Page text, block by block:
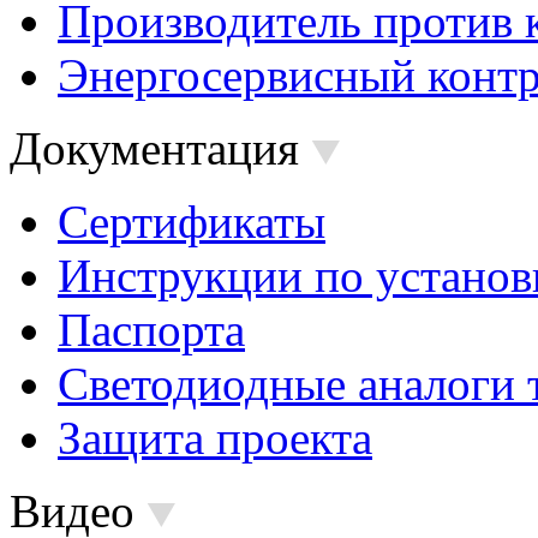
Производитель против
Энергосервисный
Документация
Сертификаты
Инструкции по
Паспорта
Светодиодные аналоги
Защита проекта
Видео